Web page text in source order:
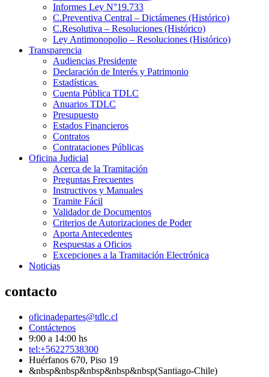
Informes Ley N°19.733
C.Preventiva Central – Dictámenes (Histórico)
C.Resolutiva – Resoluciones (Histórico)
Ley Antimonopolio – Resoluciones (Histórico)
Transparencia
Audiencias Presidente
Declaración de Interés y Patrimonio
Estadísticas
Cuenta Pública TDLC
Anuarios TDLC
Presupuesto
Estados Financieros
Contratos
Contrataciones Públicas
Oficina Judicial
Acerca de la Tramitación
Preguntas Frecuentes
Instructivos y Manuales
Tramite Fácil
Validador de Documentos
Criterios de Autorizaciones de Poder
Aporta Antecedentes
Respuestas a Oficios
Excepciones a la Tramitación Electrónica
Noticias
contacto
oficinadepartes@tdlc.cl
Contáctenos
9:00 a 14:00 hs
tel:+56227538300
Huérfanos 670, Piso 19
&nbsp&nbsp&nbsp&nbsp&nbsp(Santiago-Chile)